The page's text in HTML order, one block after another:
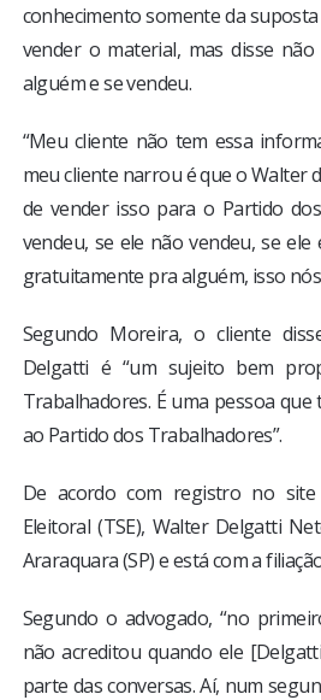
conhecimento somente da
vender o material, mas disse
alguém e se vendeu.
“Meu cliente não tem essa
meu cliente narrou é que o Walter
de vender isso para o Partido
vendeu, se ele não vendeu, se
gratuitamente pra alguém, isso
Segundo Moreira, o cliente
Delgatti é “um sujeito bem
Trabalhadores. É uma pessoa
ao Partido dos Trabalhadores”.
De acordo com registro no
Eleitoral (TSE), Walter Delgatti
Araraquara (SP) e está com a
Segundo o advogado, “no
não acreditou quando ele
parte das conversas. Aí, num